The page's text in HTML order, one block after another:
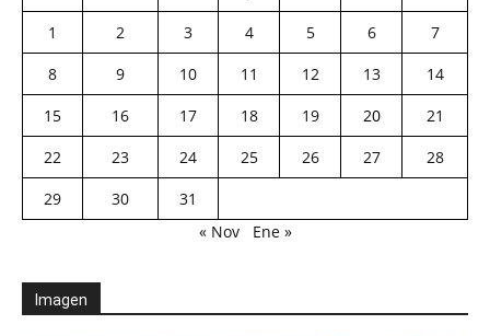
1 2 3 4 5 6
7
8
9 10 11 12 13
14
15
16 17 18 19 20
21
22
23 24 25 26 27
28
29
30
31
« Nov
Ene »
Imagen